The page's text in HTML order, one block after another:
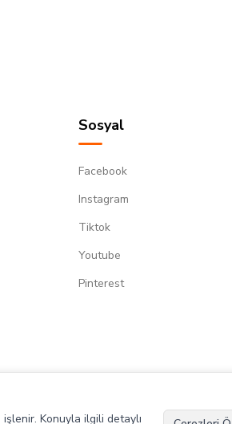
Sosyal
Facebook
Instagram
Tiktok
Youtube
Pinterest
Konuyla ilgili detaylı